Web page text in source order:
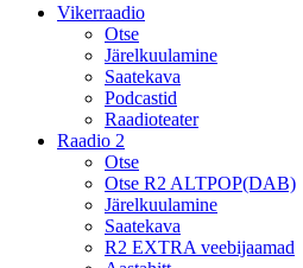
Vikerraadio
Otse
Järelkuulamine
Saatekava
Podcastid
Raadioteater
Raadio 2
Otse
Otse R2 ALTPOP(DAB)
Järelkuulamine
Saatekava
R2 EXTRA veebijaamad